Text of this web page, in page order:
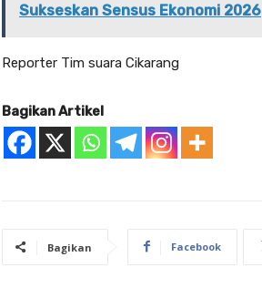
Sukseskan Sensus Ekonomi 2026
Reporter Tim suara Cikarang
Bagikan Artikel
Bagikan Facebook